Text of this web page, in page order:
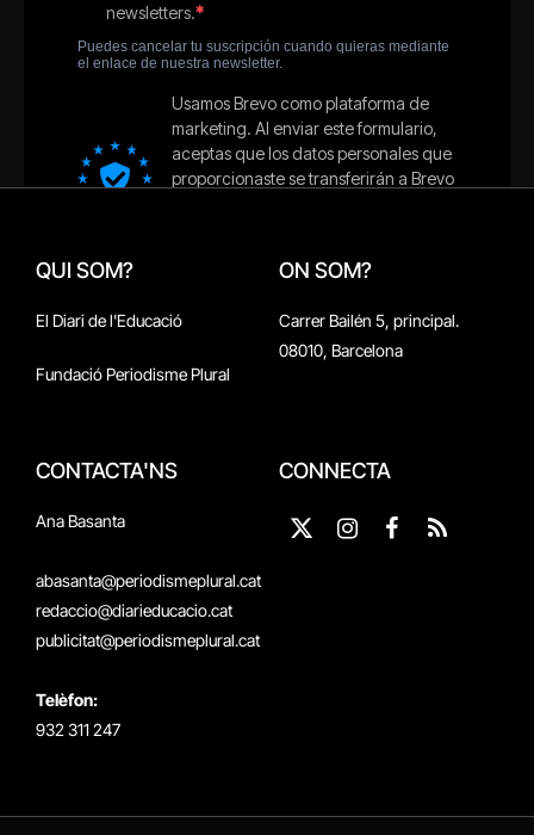
QUI SOM?
El Diari de l'Educació
Fundació Periodisme Plural
ON SOM?
Carrer Bailén 5, principal.
08010, Barcelona
CONTACTA'NS
Ana Basanta
abasanta@periodismeplural.cat
redaccio@diarieducacio.cat
publicitat@periodismeplural.cat
Telèfon:
932 311 247
CONNECTA
X
InstagramFacebook
RSS